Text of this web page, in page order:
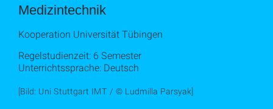
Medizintechnik
Kooperation Universität Tübingen
Regelstudienzeit: 6 Semester
Unterrichtssprache: Deutsch
[Bild: Uni Stuttgart IMT / © Ludmilla Parsyak]